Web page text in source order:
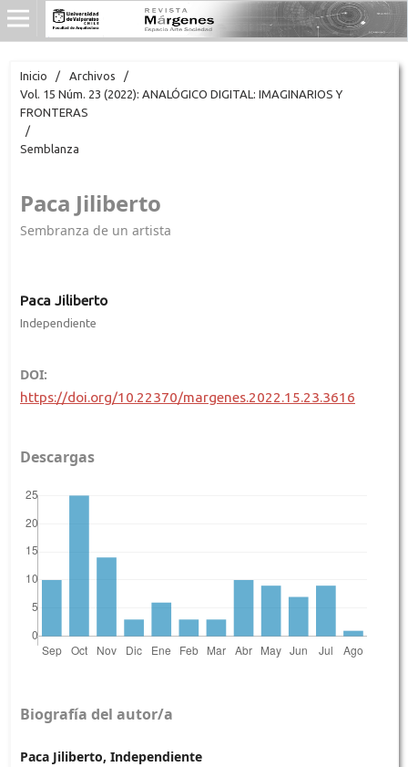
Inicio / Archivos
/
Vol. 15 Núm. 23 (2022): ANALÓGICO DIGITAL: IMAGINARIOS Y
FRONTERAS
/
Semblanza
Paca Jiliberto
Sembranza de un artista
Paca Jiliberto
Independiente
DOI:
https://doi.org/10.22370/margenes.2022.15.23.3616
Descargas
Biografía del autor/a
Paca Jiliberto, Independiente